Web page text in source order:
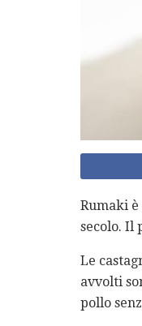
Rumaki
secolo. Il
Le
avvolti
pollo